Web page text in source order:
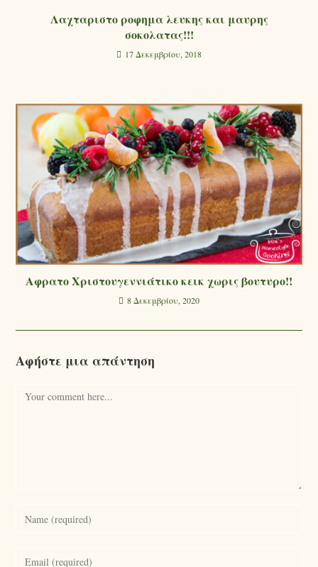
Λαχταριστο ροφημα λευκης και μαυρης
σοκολατας!!!
17 Δεκεμβρίου, 2018
Αφρατο Χριστουγεννιάτικο κεικ χωρις βουτυρο!!
8 Δεκεμβρίου, 2020
Αφήστε μια απάντηση